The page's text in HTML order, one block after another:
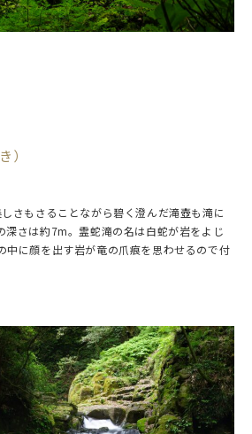
）
さもさることながら碧く澄んだ滝壺も滝に
深さは約7m。霊蛇滝の名は白蛇が岩をよじ
中に顔を出す岩が竜の爪痕を思わせるので付